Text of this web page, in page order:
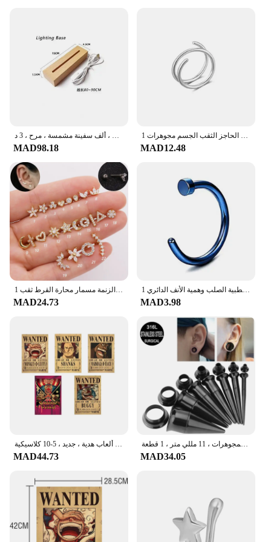
it an attractive option for vendors and suppliers
looking to stock up on high-quality replacement
parts.
قطعة واحدة زورق عائم ، هدية تخفيف الضغط ، زجاجة الانجراف السائل ، ألف سفينة مشمسة ، مرح ، 3 د
MAD98.18
1 قطعة مزدوجة الطبقات الفولاذ المقاوم للصدأ الأنف الدائري ترصيع للنساء 20 جرام الأطواق تويست الغضروف الزنمة الحاجز الثقب الجسم مجوهرات
MAD12.48
MAD24.73 MAD3.98
MAD44.73
الجراحية الفولاذ المقاوم للصدأ الأذن نقالة عدة ، ثقب الأقراط ، مقاييس المتوسع ، اللحم نفق هيئة المجوهرات ، 11 مللي متر ، 1 قطعة
MAD34.05